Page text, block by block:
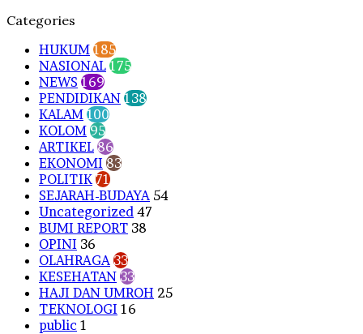
Categories
HUKUM 185
NASIONAL 175
NEWS 169
PENDIDIKAN 138
KALAM 100
KOLOM 95
ARTIKEL 86
EKONOMI 83
POLITIK 71
SEJARAH-BUDAYA 54
Uncategorized 47
BUMI REPORT 38
OPINI 36
OLAHRAGA 33
KESEHATAN 33
HAJI DAN UMROH 25
TEKNOLOGI 16
public 1